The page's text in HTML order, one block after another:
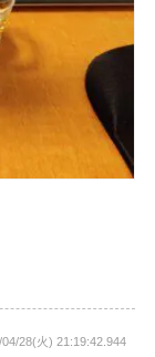
28(火) 21:19:42.944